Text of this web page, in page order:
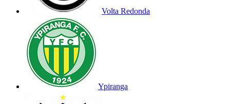
Volta Redonda
Ypiranga